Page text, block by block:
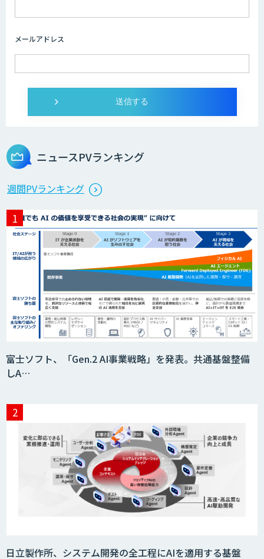
メールアドレス
ニュースPVランキング
週間PVランキング
富士ソフト、「Gen.2 AI事業戦略」を発表。共通基盤整備
しA…
日立製作所、システム開発の全工程にAIを適用する基盤